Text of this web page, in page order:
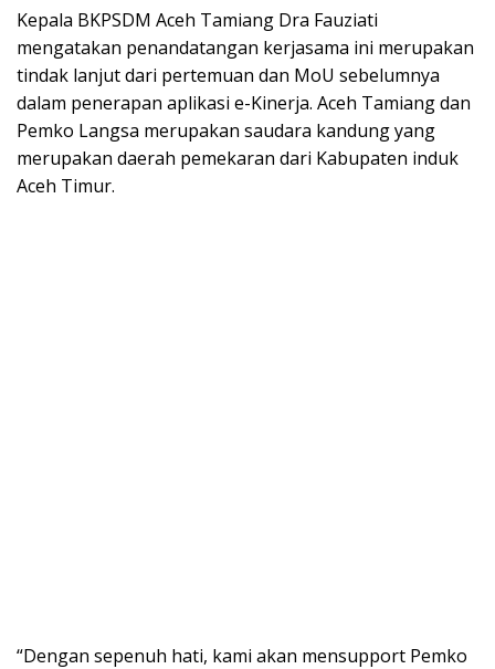
Kepala BKPSDM Aceh Tamiang Dra Fauziati
mengatakan penandatangan kerjasama ini merupakan
tindak lanjut dari pertemuan dan MoU sebelumnya
dalam penerapan aplikasi e-Kinerja. Aceh Tamiang dan
Pemko Langsa merupakan saudara kandung yang
merupakan daerah pemekaran dari Kabupaten induk
Aceh Timur.
“Dengan sepenuh hati, kami akan mensupport Pemko